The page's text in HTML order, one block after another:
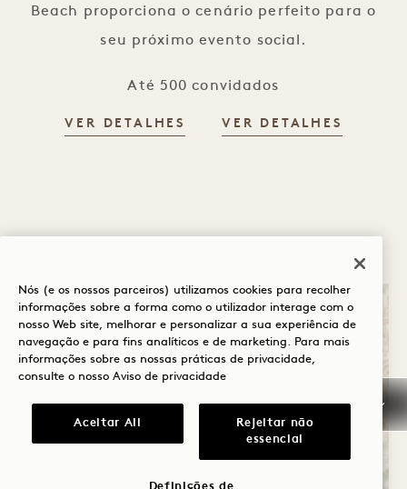
Beach proporciona o cenário perfeito para o
seu próximo evento social.
Até 500 convidados
VER DETALHES VER DETALHES
Nós (e os nossos parceiros) utilizamos cookies para recolher
informações sobre a forma como o utilizador interage com o
nosso Web site, melhorar e personalizar a sua experiência de
navegação e para fins analíticos e de marketing. Para mais
informações sobre as nossas práticas de privacidade,
consulte o nosso Aviso de privacidade
Aceitar All
Rejeitar não
essencial